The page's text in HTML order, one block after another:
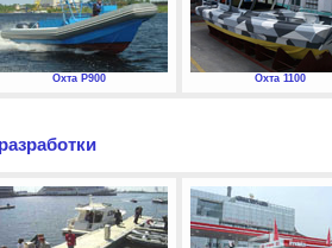
Охта P900 Охта 1100